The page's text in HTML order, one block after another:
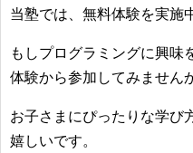
当塾では、無料体験を実施
もしプログラミングに興味
体験から参加してみません
お子さまにぴったりな学び
嬉しいです。